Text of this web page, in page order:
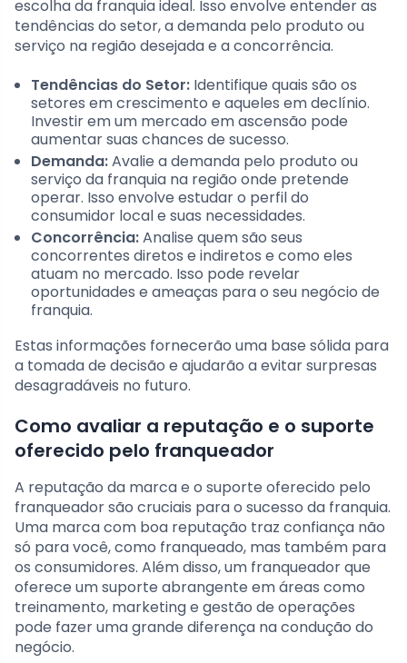
escolha da franquia ideal. Isso envolve entender as
tendências do setor, a demanda pelo produto ou
serviço na região desejada e a concorrência.
Tendências do Setor: Identifique quais são os
setores em crescimento e aqueles em declínio.
Investir em um mercado em ascensão pode
aumentar suas chances de sucesso.
Demanda:Avalie a demanda pelo produto ou
serviço da franquia na região onde pretende
operar. Isso envolve estudar o perfil do
consumidor local e suas necessidades.
Concorrência:Analise quem são seus
concorrentes diretos e indiretos e como eles
atuam no mercado. Isso pode revelar
oportunidades e ameaças para o seu negócio de
franquia.
Estas informações fornecerão uma base sólida para
a tomada de decisão e ajudarão a evitar surpresas
desagradáveis no futuro.
Como avaliar a reputação e o suporte
oferecido pelo franqueador
A reputação da marca e o suporte oferecido pelo
franqueador são cruciais para o sucesso da franquia.
Uma marca com boa reputação traz confiança não
só para você, como franqueado, mas também para
os consumidores. Além disso, um franqueador que
oferece um suporte abrangente em áreas como
treinamento, marketing e gestão de operações
pode fazer uma grande diferença na condução do
negócio.